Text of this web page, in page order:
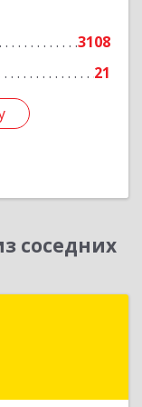
3108
21
соседних
г, Ленина